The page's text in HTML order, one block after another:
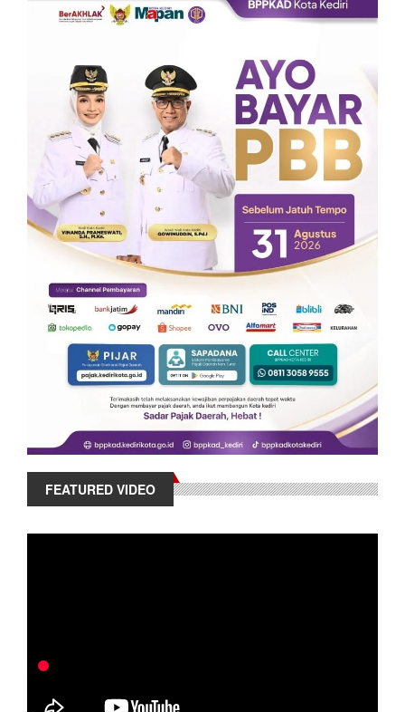
FEATURED VIDEO